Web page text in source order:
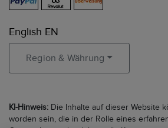
English EN
Region & Währung
KI-Hinweis: Die Inhalte auf dieser Website
worden sein, die in der Rolle eines